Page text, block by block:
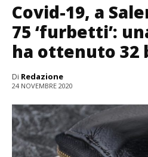
Covid-19, a
75 ‘furbetti’:
ha ottenuto 32
Di Redazione
24 NOVEMBRE 2020